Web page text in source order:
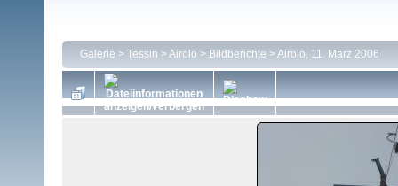
Galerie > Tessin >Airolo > Bildberichte >Airolo, 11. März 2006